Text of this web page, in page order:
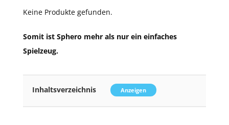
Keine Produkte gefunden.
Somit ist Sphero mehr als nur ein einfaches
Spielzeug.
Inhaltsverzeichnis Anzeigen